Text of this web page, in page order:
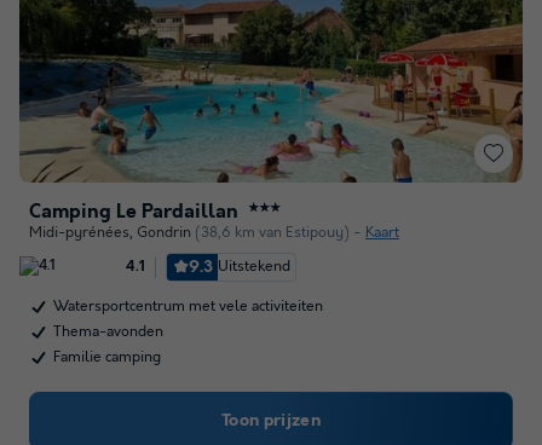
Camping Le Pardaillan ★★★
Midi-pyrénées, Gondrin (38,6 km van Estipouy) Kaart
4.1 9.3 Uitstekend
Watersportcentrum met vele activiteiten
Thema-avonden
Familie camping
Toon prijzen